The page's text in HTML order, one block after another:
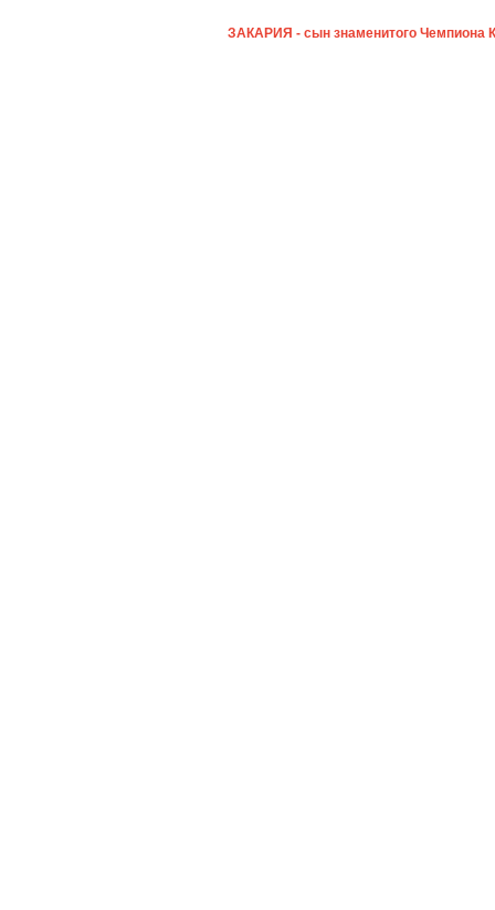
ЗАКАРИЯ - сын знаменитого Чемпиона